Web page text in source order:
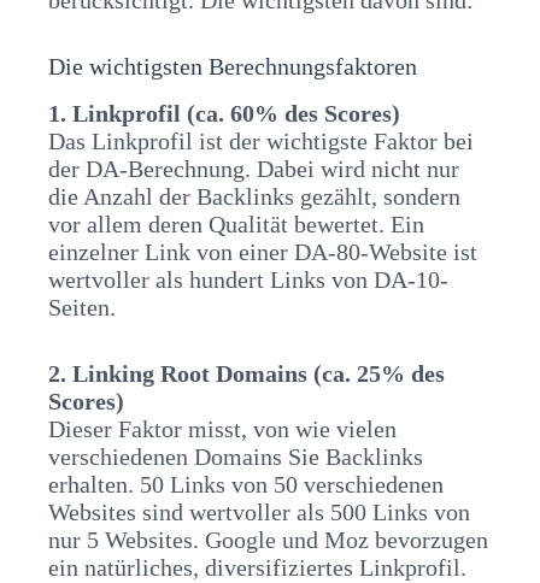
Die wichtigsten Berechnungsfaktoren
1. Linkprofil (ca. 60% des Scores)
Das Linkprofil ist der wichtigste Faktor bei
der DA-Berechnung. Dabei wird nicht nur
die Anzahl der Backlinks gezählt, sondern
vor allem deren Qualität bewertet. Ein
einzelner Link von einer DA-80-Website ist
wertvoller als hundert Links von DA-10-
Seiten.
2. Linking Root Domains (ca. 25% des
Scores)
Dieser Faktor misst, von wie vielen
verschiedenen Domains Sie Backlinks
erhalten. 50 Links von 50 verschiedenen
Websites sind wertvoller als 500 Links von
nur 5 Websites. Google und Moz bevorzugen
ein natürliches, diversifiziertes Linkprofil.